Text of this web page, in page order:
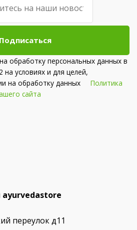
Подписаться
обработку персональных данных в
условиях и для целей,
на обработку данных Политика
сайта
переулок д11